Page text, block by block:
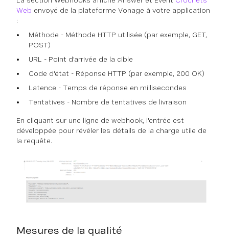
Web envoyé de la plateforme Vonage à votre application
:
Méthode - Méthode HTTP utilisée (par exemple, GET,
POST)
URL - Point d'arrivée de la cible
Code d'état - Réponse HTTP (par exemple, 200 OK)
Latence - Temps de réponse en millisecondes
Tentatives - Nombre de tentatives de livraison
En cliquant sur une ligne de webhook, l'entrée est
développée pour révéler les détails de la charge utile de
la requête.
Mesures de la qualité